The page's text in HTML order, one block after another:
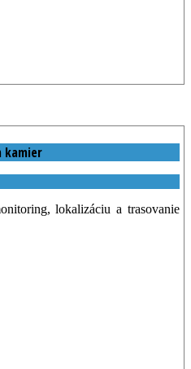
kamier
lokalizáciu a trasovanie